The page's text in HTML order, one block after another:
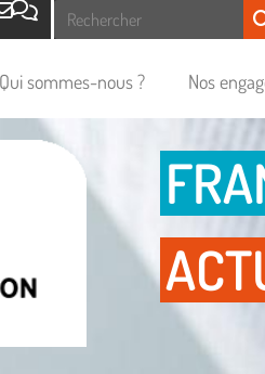
Qui sommes-nous ? Nos